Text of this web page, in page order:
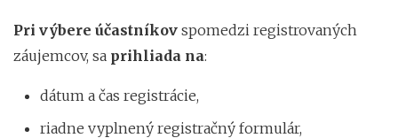
Pri výbere účastníkov spomedzi registrovaných
záujemcov, sa prihliada na:
dátum a čas registrácie,
riadne vyplnený registračný formulár,